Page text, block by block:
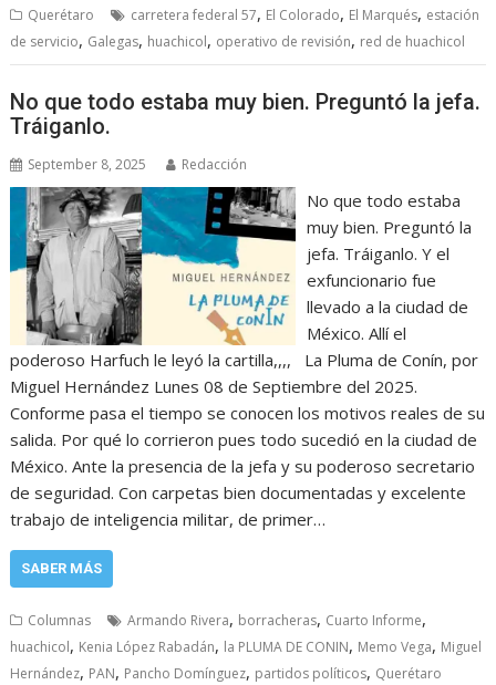
Querétaro carretera federal 57, El Colorado, El Marqués, estación
de servicio, Galegas, huachicol, operativo de revisión, red de huachicol
No que todo estaba muy bien. Preguntó la jefa.
Tráiganlo.
September 8, 2025 Redacción
No que todo estaba
muy bien. Preguntó la
jefa. Tráiganlo. Y el
exfuncionario fue
llevado a la ciudad de
México. Allí el
poderoso Harfuch le leyó la cartilla,,,, La Pluma de Conín, por
Miguel Hernández Lunes 08 de Septiembre del 2025.
Conforme pasa el tiempo se conocen los motivos reales de su
salida. Por qué lo corrieron pues todo sucedió en la ciudad de
México. Ante la presencia de la jefa y su poderoso secretario
de seguridad. Con carpetas bien documentadas y excelente
trabajo de inteligencia militar, de primer…
SABER MÁS
Columnas Armando Rivera, borracheras, Cuarto Informe,
huachicol, Kenia López Rabadán, la PLUMA DE CONIN, Memo Vega, Miguel
Hernández, PAN, Pancho Domínguez, partidos políticos, Querétaro